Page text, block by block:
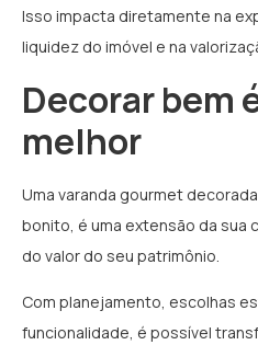
Isso impacta diretamente na
liquidez do imóvel e na
Decorar bem
melhor
Uma varanda gourmet
bonito, é uma extensão da sua
do valor do seu patrimônio.
Com planejamento, escolhas
funcionalidade, é possível